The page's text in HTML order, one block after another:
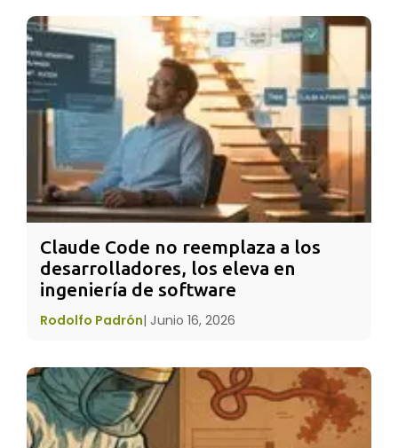
desarrollo han logrado la igualdad de género
dentro del sector educativo.
* 9 de cada 10 adolescentes en países en
desarrollo se deben conformar con trabajar en
sectores deprimidos donde cobran muy poco
e incluso nada, además de ser sometidas a
maltrato y explotación laboral.
Claude Code no reemplaza a los
desarrolladores, los eleva en
ingeniería de software
Rodolfo Padrón| Junio 16, 2026